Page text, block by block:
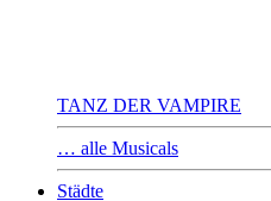
TANZ DER VAMPIRE
… alle Musicals
Städte